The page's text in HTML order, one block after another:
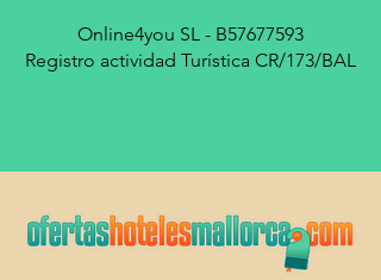
Online4you SL - B57677593
Registro actividad Turística CR/173/BAL